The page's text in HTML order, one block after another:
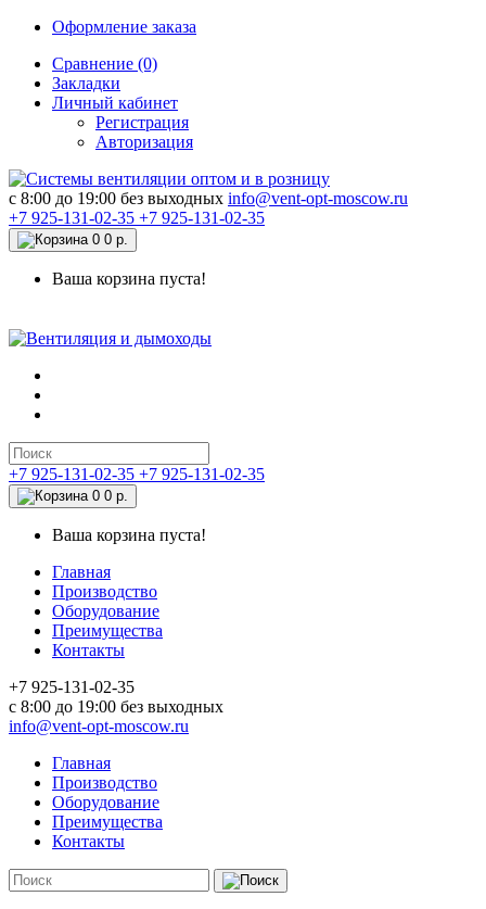
Оформление заказа
Сравнение (0)
Закладки
Личный кабинет
Регистрация
Авторизация
c 8:00 до 19:00 без выходных info@vent-opt-moscow.ru
+7 925-131-02-35 +7 925-131-02-35
0 0 р.
Ваша корзина пуста!
+7 925-131-02-35 +7 925-131-02-35
0 0 р.
Ваша корзина пуста!
Главная
Производство
Оборудование
Преимущества
Контакты
+7 925-131-02-35
c 8:00 до 19:00 без выходных
info@vent-opt-moscow.ru
Главная
Производство
Оборудование
Преимущества
Контакты